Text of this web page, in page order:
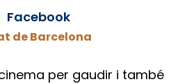
Facebook
de Barcelona
per gaudir i també